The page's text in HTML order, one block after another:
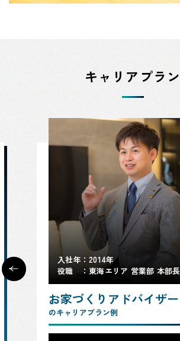
キャリアプラン
入社年
2014年
役職
東海エリア 営業部 本部長
お家づくりアドバイザー
のキャリアプラン例